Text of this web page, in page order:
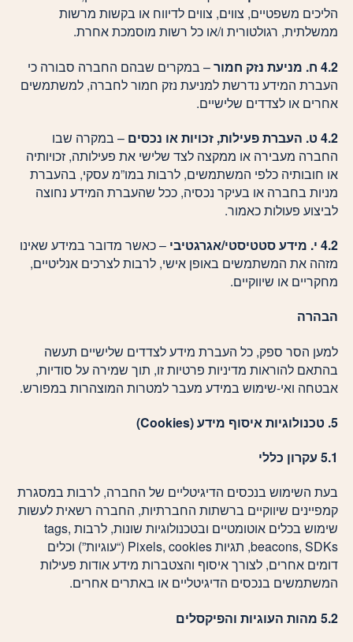
הליכים משפטיים, צווים, צווים לדיווח או בקשות מרשות
ממשלתית, רגולטורית ו/או כל רשות מוסמכת אחרת.
4.2 ח. מניעת נזק חמור
– במקרים שבהם החברה סבורה כי
העברת המידע נדרשת למניעת נזק חמור לחברה, למשתמשים
אחרים או לצדדים שלישיים.
4.2 ט. העברת פעילות, זכויות או נכסים
– במקרה שבו
החברה מעבירה או ממקצה לצד שלישי את פעילותה, זכויותיה
או חובותיה כלפי המשתמשים, לרבות במו”מ עסקי, בהעברת
מניות בחברה או בעיקר נכסיה, ככל שהעברת המידע נחוצה
לביצוע פעולות כאמור.
4.2 י. מידע סטטיסטי/אגרגטיבי
– כאשר מדובר במידע שאינו
מזהה את המשתמשים באופן אישי, לרבות לצרכים אנליטיים,
מחקריים או שיווקיים.
הבהרה
למען הסר ספק, כל העברת מידע לצדדים שלישיים תעשה
בהתאם להוראות מדיניות פרטיות זו, תוך שמירה על סודיות,
אבטחה ואי-שימוש במידע מעבר למטרות המוצהרות במפורש.
5. טכנולוגיות איסוף מידע (
Cookies
)
5.1 עקרון כללי
בעת השימוש בנכסים הדיגיטליים של החברה, לרבות במסגרת
קמפיינים שיווקיים ברשתות החברתיות, החברה רשאית לעשות
שימוש בכלים אוטומטיים ובטכנולוגיות שונות, לרבות tags,
beacons, SDKs, תגיות Pixels, cookies (“עוגיות”) וכלים
דומים אחרים, לצורך איסוף והצטברות מידע אודות פעילות
המשתמשים בנכסים הדיגיטליים או באתרים אחרים.
5.2 מהות העוגיות והפיקסלים